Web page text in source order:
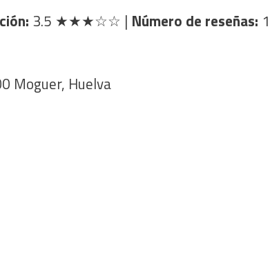
3.5 ★★★☆☆ | Número de reseñas:
Moguer, Huelva